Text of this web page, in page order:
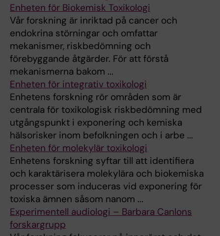
Enheten för Biokemisk Toxikologi
Vår forskning är inriktad på cancer och
endokrina störningar och omfattar
mekanismer, riskbedömning och
förebyggande åtgärder. För att förstå
mekanismerna bakom ...
Enheten för integrativ toxikologi
Enhetens forskning rör områden som är
centrala för toxikologisk riskbedömning med
utgångspunkt i exponering och kemiska
hälsorisker inom befolkningen och i arbe ...
Enheten för molekylär toxikologi
Enhetens forskning syftar till att identifiera
och karaktärisera molekylära och biokemiska
processer som induceras vid exponering för
toxiska ämnen såsom nanom ...
Experimentell audiologi – Barbara Canlons
forskargrupp